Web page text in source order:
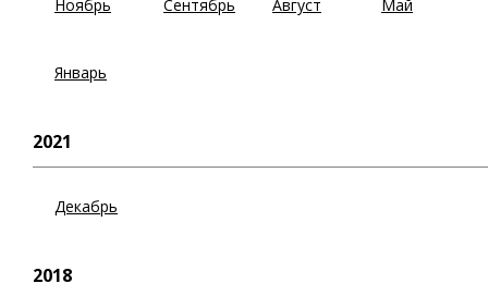
Ноябрь Сентябрь Август Май
Январь
2021
Декабрь
2018